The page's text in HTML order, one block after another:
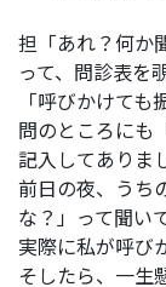
担「あれ？何か
って、問診表を
「呼びかけて
問のところにも
記入してありま
前日の夜、うち
な？」って聞い
実際に私が呼び
そしたら、一生